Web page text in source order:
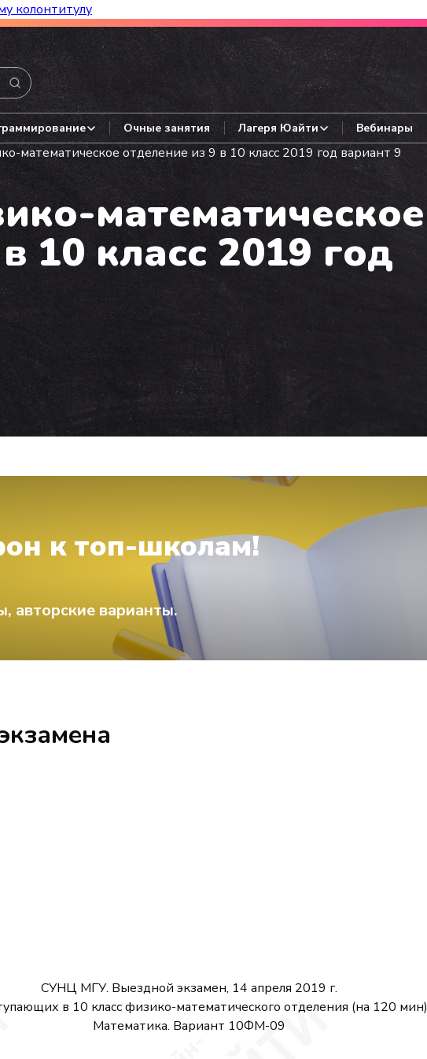
колонтитулу
гайды, авторские варианты.
Очные занятия Лагеря Юайти Вебинары
математическое отделение из 9 в 10 класс 2019 год вариант 9
математическое
10 класс 2019 год
к топ-школам!
авторские варианты.
СУНЦ МГУ. Выездной экзамен, 14 апреля 2019 г.
в 10 класс физико-математического отделения (на 120 мин)
Математика. Вариант 10ФМ-09